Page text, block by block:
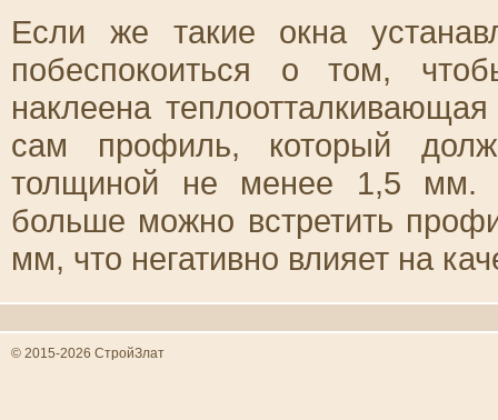
Если же такие окна
побеспокоиться о том,
наклеена
сам профиль, который
толщиной не менее 1,5 мм.
больше можно встретить
мм, что негативно влияет на
© 2015-2026 СтройЗлат